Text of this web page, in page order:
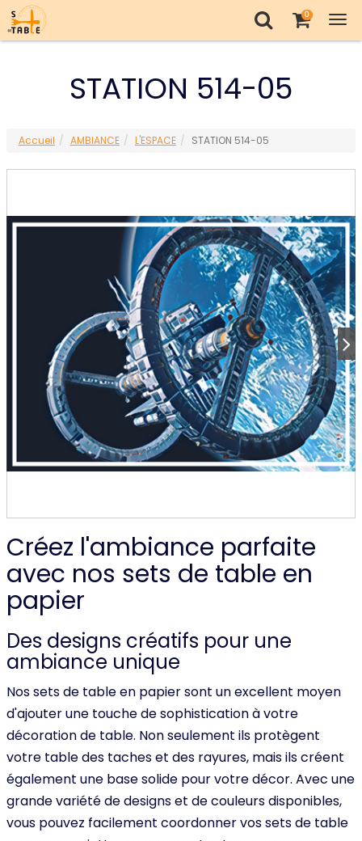
0
STATION 514-05
Accueil AMBIANCE L'ESPACE STATION 514-05
Créez l'ambiance parfaite
avec nos sets de table en
papier
Des designs créatifs pour une
ambiance unique
Nos sets de table en papier sont un excellent moyen
d'ajouter une touche de sophistication à votre
décoration de table. Non seulement ils protègent
votre table des taches et des rayures, mais ils créent
également une base solide pour votre décor. Avec une
grande variété de designs et de couleurs disponibles,
vous pouvez facilement coordonner vos sets de table